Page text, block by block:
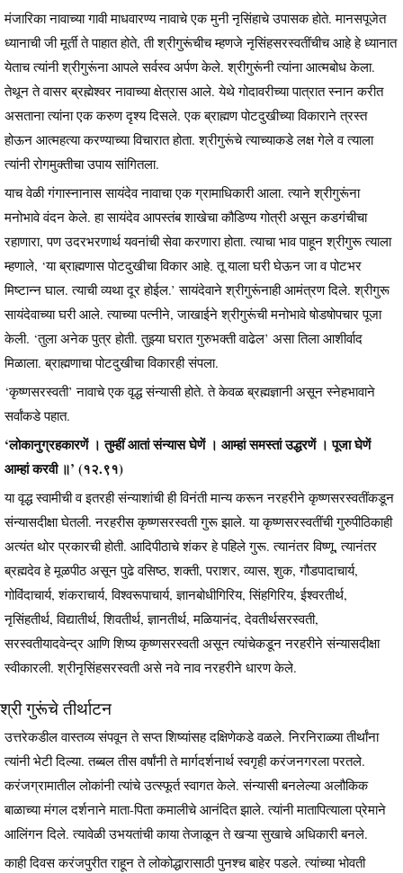
मंजारिका नावाच्या गावी माधवारण्य नावाचे एक मुनी नृसिंहाचे उपासक होते. मानसपूजेत
ध्यानाची जी मूर्ती ते पाहात होते, ती श्रीगुरूंचीच म्हणजे नृसिंहसरस्वतींचीच आहे हे ध्यानात
येताच त्यांनी श्रीगुरूंना आपले सर्वस्व अर्पण केले. श्रीगुरूंनी त्यांना आत्मबोध केला.
तेथून ते वासर ब्रह्मेश्वर नावाच्या क्षेत्रास आले. येथे गोदावरीच्या पात्रात स्नान करीत
असताना त्यांना एक करुण दृश्य दिसले. एक ब्राह्मण पोटदुखीच्या विकाराने त्रस्त
होऊन आत्महत्या करण्याच्या विचारात होता. श्रीगुरूंचे त्याच्याकडे लक्ष गेले व त्याला
त्यांनी रोगमुक्तीचा उपाय सांगितला.
याच वेळी गंगास्नानास सायंदेव नावाचा एक ग्रामाधिकारी आला. त्याने श्रीगुरूंना
मनोभावे वंदन केले. हा सायंदेव आपस्तंब शाखेचा कौडिण्य गोत्री असून कडगंचीचा
रहाणारा, पण उदरभरणार्थ यवनांची सेवा करणारा होता. त्याचा भाव पाहून श्रीगुरू त्याला
म्हणाले, ‘या ब्राह्मणास पोटदुखीचा विकार आहे. तू याला घरी घेऊन जा व पोटभर
मिष्टान्न घाल. त्याची व्यथा दूर होईल.’ सायंदेवाने श्रीगुरूंनाही आमंत्रण दिले. श्रीगुरू
सायंदेवाच्या घरी आले. त्याच्या पत्नीने, जाखाईने श्रीगुरूंची मनोभावे षोडषोपचार पूजा
केली. ‘तुला अनेक पुत्र होती. तुझ्या घरात गुरुभक्ती वाढेल’ असा तिला आशीर्वाद
मिळाला. ब्राह्मणाचा पोटदुखीचा विकारही संपला.
‘कृष्णसरस्वती’ नावाचे एक वृद्ध संन्यासी होते. ते केवळ ब्रह्मज्ञानी असून स्नेहभावाने
सर्वांकडे पहात.
‘लोकानुग्रहकारणें । तुम्हीं आतां संन्यास घेणें । आम्हां समस्तां उद्धरणें । पूजा घेणें
आम्हां करवी ॥’ (१२.९१)
या वृद्ध स्वामीची व इतरही संन्याशांची ही विनंती मान्य करून नरहरीने कृष्णसरस्वतींकडून
संन्यासदीक्षा घेतली. नरहरीस कृष्णसरस्वती गुरू झाले. या कृष्णसरस्वतींची गुरुपीठिकाही
अत्यंत थोर प्रकारची होती. आदिपीठाचे शंकर हे पहिले गुरू. त्यानंतर विष्णू, त्यानंतर
ब्रह्मदेव हे मूळपीठ असून पुढे वसिष्ठ, शक्ती, पराशर, व्यास, शुक, गौडपादाचार्य,
गोविंदाचार्य, शंकराचार्य, विश्वरूपाचार्य, ज्ञानबोधीगिरिय, सिंहगिरिय, ईश्वरतीर्थ,
नृसिंहतीर्थ, विद्यातीर्थ, शिवतीर्थ, ज्ञानतीर्थ, मळियानंद, देवतीर्थसरस्वती,
सरस्वतीयादवेन्द्र आणि शिष्य कृष्णसरस्वती असून त्यांचेकडून नरहरीने संन्यासदीक्षा
स्वीकारली. श्रीनृसिंहसरस्वती असे नवे नाव नरहरीने धारण केले.
श्री गुरूंचे तीर्थाटन
उत्तरेकडील वास्तव्य संपवून ते सप्त शिष्यांसह दक्षिणेकडे वळले. निरनिराळ्या तीर्थांना
त्यांनी भेटी दिल्या. तब्बल तीस वर्षांनी ते मार्गदर्शनार्थ स्वगृही करंजनगरला परतले.
करंजग्रामातील लोकांनी त्यांचे उत्स्फूर्त स्वागत केले. संन्यासी बनलेल्या अलौकिक
बाळाच्या मंगल दर्शनाने माता-पिता कमालीचे आनंदित झाले. त्यांनी मातापित्याला प्रेमाने
आलिंगन दिले. त्यावेळी उभयतांची काया तेजाळून ते खऱ्या सुखाचे अधिकारी बनले.
काही दिवस करंजपुरीत राहून ते लोकोद्धारासाठी पुनश्च बाहेर पडले. त्यांच्या भोवती